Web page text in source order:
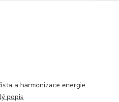
a harmonizace energie
popis